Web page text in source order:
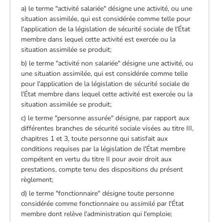
a) le terme "activité salariée" désigne une activité, ou une
situation assimilée, qui est considérée comme telle pour
l'application de la législation de sécurité sociale de l'État
membre dans lequel cette activité est exercée ou la
situation assimilée se produit;
b) le terme "activité non salariée" désigne une activité, ou
une situation assimilée, qui est considérée comme telle
pour l'application de la législation de sécurité sociale de
l'État membre dans lequel cette activité est exercée ou la
situation assimilée se produit;
c) le terme "personne assurée" désigne, par rapport aux
différentes branches de sécurité sociale visées au titre III,
chapitres 1 et 3, toute personne qui satisfait aux
conditions requises par la législation de l'État membre
compétent en vertu du titre II pour avoir droit aux
prestations, compte tenu des dispositions du présent
règlement;
d) le terme "fonctionnaire" désigne toute personne
considérée comme fonctionnaire ou assimilé par l'État
membre dont relève l'administration qui l'emploie;